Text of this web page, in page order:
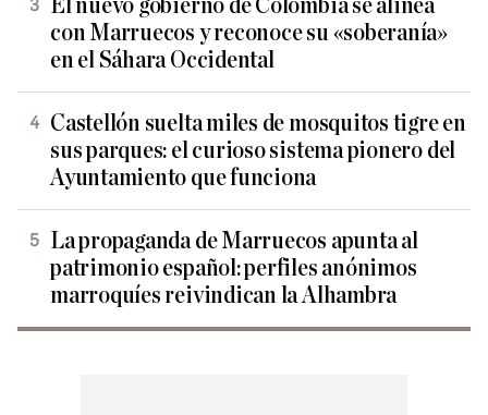
El nuevo gobierno de Colombia se alinea
con Marruecos y reconoce su «soberanía»
en el Sáhara Occidental
Castellón suelta miles de mosquitos tigre en
sus parques: el curioso sistema pionero del
Ayuntamiento que funciona
La propaganda de Marruecos apunta al
patrimonio español: perfiles anónimos
marroquíes reivindican la Alhambra